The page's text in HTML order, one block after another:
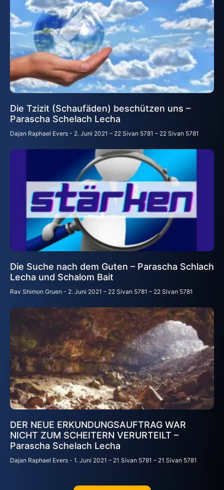
Die Tzizit (Schaufäden) beschützen uns –
Parascha Schelach Lecha
Dajan Raphael Evers 2. Juni 2021 – 22 Sivan 5781 – 22 Sivan 5781
Die Suche nach dem Guten – Parascha Schlach
Lecha und Schalom Bait
Rav Shimon Gruen 2. Juni 2021 – 22 Sivan 5781 – 22 Sivan 5781
DER NEUE ERKUNDUNGSAUFTRAG WAR
NICHT ZUM SCHEITERN VERURTEILT –
Parascha Schelach Lecha
Dajan Raphael Evers 1. Juni 2021 – 21 Sivan 5781 – 21 Sivan 5781